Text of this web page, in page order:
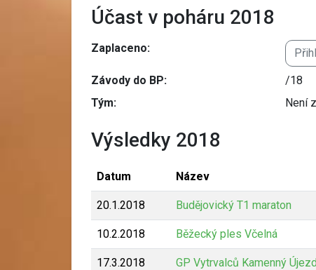
Účast v poháru 2018
Zaplaceno:
Závody do BP:
/18
Tým:
Není
Výsledky 2018
Datum Název
20.1.2018 Budějovický T1 maraton
10.2.2018 Běžecký ples Včelná
17.3.2018 GP Vytrvalců Kamenný Újezd